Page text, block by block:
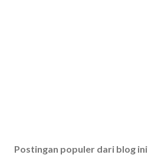
Postingan populer dari blog ini